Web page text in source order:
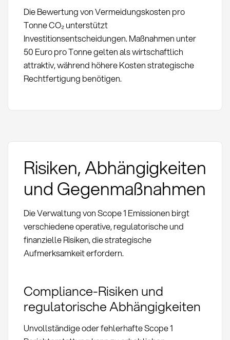
Die Bewertung von Vermeidungskosten pro
Tonne CO₂ unterstützt
Investitionsentscheidungen. Maßnahmen unter
50 Euro pro Tonne gelten als wirtschaftlich
attraktiv, während höhere Kosten strategische
Rechtfertigung benötigen.
Risiken, Abhängigkeiten
und Gegenmaßnahmen
Die Verwaltung von Scope 1 Emissionen birgt
verschiedene operative, regulatorische und
finanzielle Risiken, die strategische
Aufmerksamkeit erfordern.
Compliance-Risiken und
regulatorische Abhängigkeiten
Unvollständige oder fehlerhafte Scope 1